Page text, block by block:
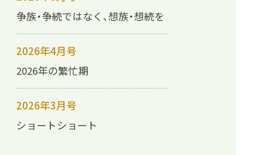
争族・争続ではなく、想族・想続を
2026年4月号
2026年の繁忙期
2026年3月号
ショートショート